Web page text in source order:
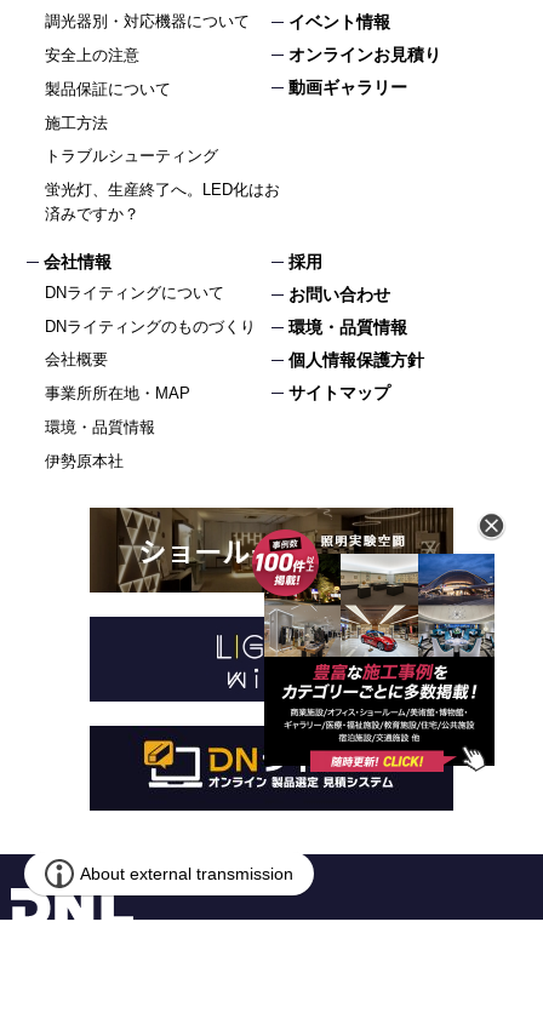
調光器別・対応機器について
安全上の注意
製品保証について
施工方法
トラブルシューティング
蛍光灯、生産終了へ。LED化はお
済みですか？
イベント情報
オンラインお見積り
動画ギャラリー
会社情報
DNライティングについて
DNライティングのものづくり
会社概要
事業所所在地・MAP
環境・品質情報
伊勢原本社
採用
お問い合わせ
環境・品質情報
個人情報保護方針
サイトマップ